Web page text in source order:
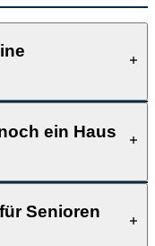
ein Haus
Senioren